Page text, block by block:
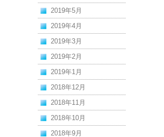
2019年5月
2019年4月
2019年3月
2019年2月
2019年1月
2018年12月
2018年11月
2018年10月
2018年9月